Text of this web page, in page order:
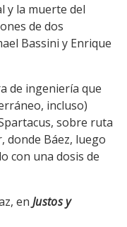
y la muerte del
de dos
Bassini y Enrique
de ingeniería que
incluso)
sobre ruta
donde Báez, luego
con una dosis de
en Justos y